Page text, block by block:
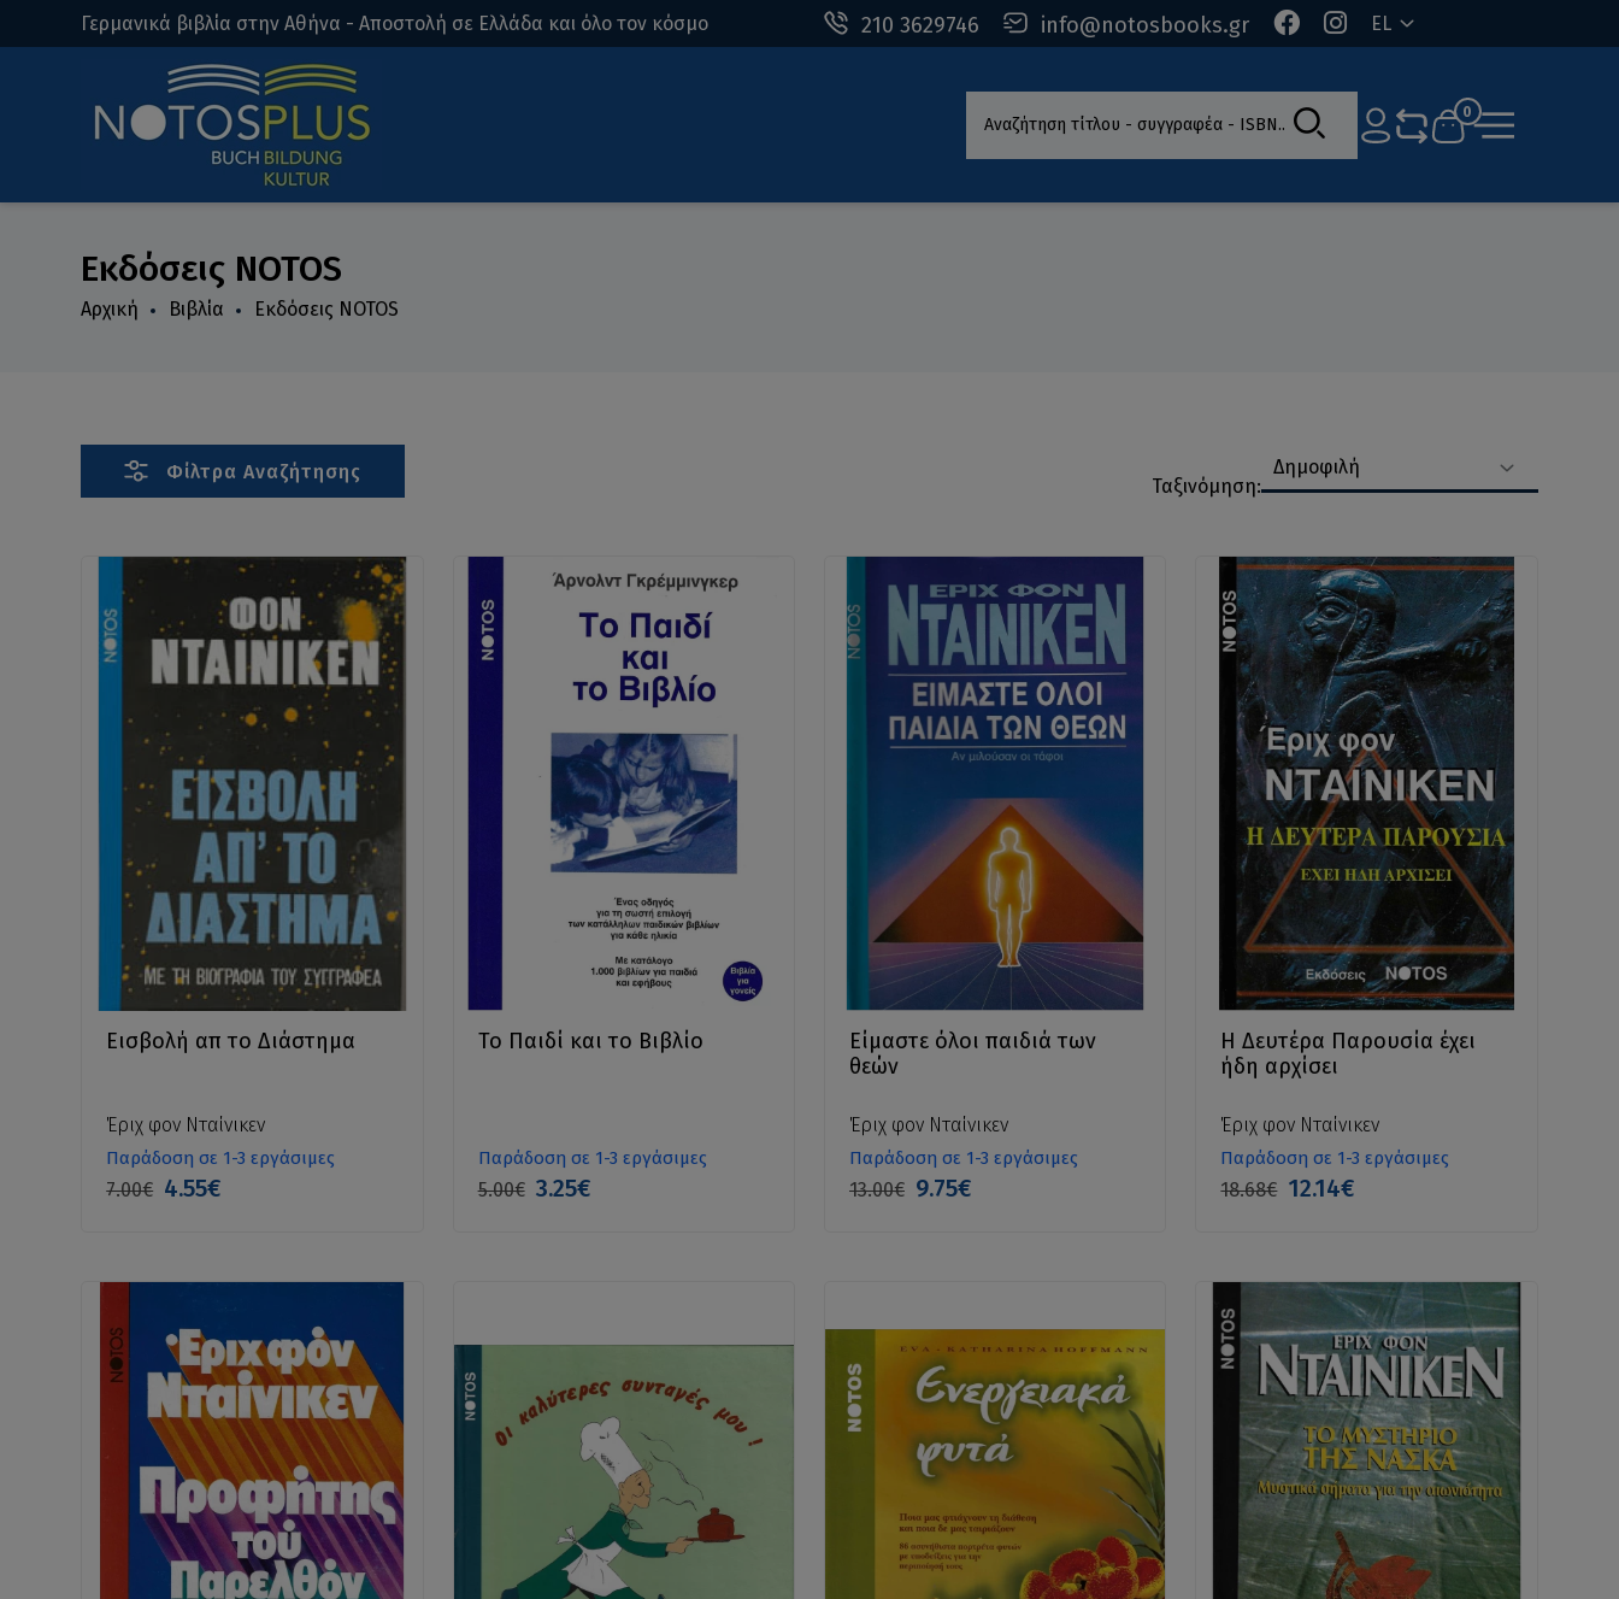
210 3629746 info@notosbooks.gr EL
Γερμανικά βιβλία στην Αθήνα - Αποστολή σε Ελλάδα και όλο τον κόσμο
Αναζήτηση τίτλου - συγγραφέα - ISBN 0
Εκδόσεις NOTOS
Αρχική Βιβλία Εκδόσεις NOTOS
Φίλτρα Αναζήτησης
Ταξινόμηση:
Δημοφιλή
Εισβολή απ το Διάστημα
Έριχ φον Νταίνικεν
Παράδοση σε 1-3 εργάσιμες
7.00€ 4.55€
Το Παιδί και το Βιβλίο
Παράδοση σε 1-3 εργάσιμες
5.00€ 3.25€
Είμαστε όλοι παιδιά των
θεών
Έριχ φον Νταίνικεν
Παράδοση σε 1-3 εργάσιμες
13.00€ 9.75€
Η Δευτέρα Παρουσία έχει
ήδη αρχίσει
Έριχ φον Νταίνικεν
Παράδοση σε 1-3 εργάσιμες
18.68€ 12.14€